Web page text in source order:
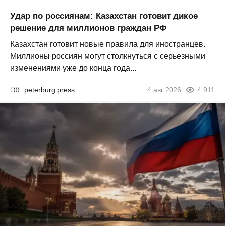
Удар по россиянам: Казахстан готовит дикое
решение для миллионов граждан РФ
Казахстан готовит новые правила для иностранцев.
Миллионы россиян могут столкнуться с серьезными
изменениями уже до конца года...
peterburg.press 4 авг 2026 4 911